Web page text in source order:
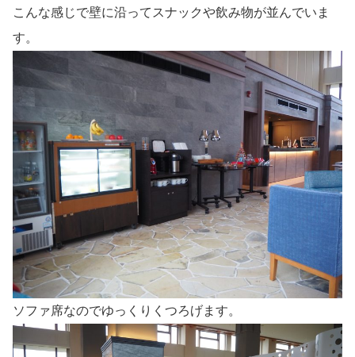
こんな感じで壁に沿ってスナックや飲み物が並んでいま
す。
ソファ席なのでゆっくりくつろげます。